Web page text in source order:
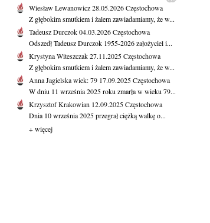
Wiesław Lewanowicz28.05.2026Częstochowa
Z głębokim smutkiem i żalem zawiadamiamy, że w...
Tadeusz Durczok04.03.2026Częstochowa
Odszedł Tadeusz Durczok 1955-2026 założyciel i...
Krystyna Witeszczak27.11.2025Częstochowa
Z głębokim smutkiem i żalem zawiadamiamy, że w...
Anna Jagielskawiek: 79 17.09.2025Częstochowa
W dniu 11 września 2025 roku zmarła w wieku 79...
Krzysztof Krakowian 12.09.2025Częstochowa
Dnia 10 września 2025 przegrał ciężką walkę o...
+ więcej